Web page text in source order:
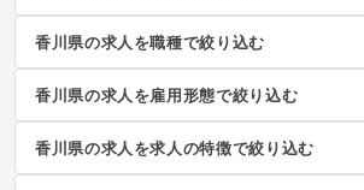
香川県の求人を職種で絞り込む
香川県の求人を雇用形態で絞り込む
香川県の求人を求人の特徴で絞り込む